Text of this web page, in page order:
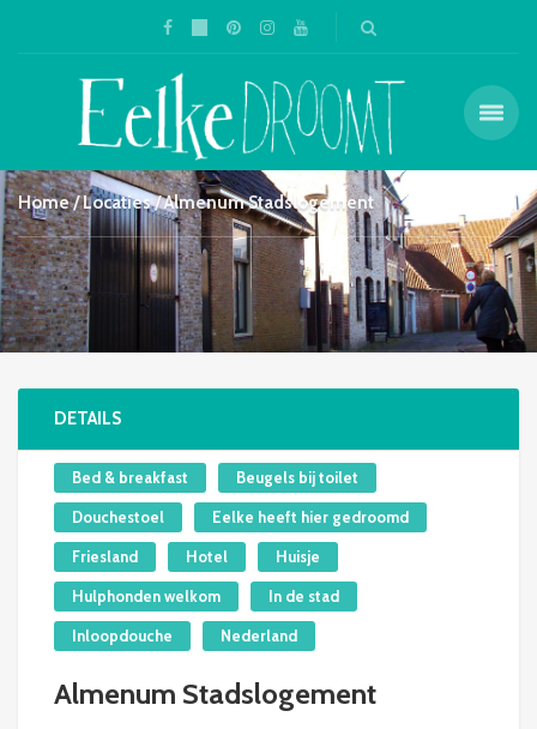
Home Locaties Almenum Stadslogement
DETAILS
Bed & breakfast Beugels bij toilet
Douchestoel Eelke heeft hier gedroomd
Friesland Hotel Huisje
Hulphonden welkom In de stad
Inloopdouche Nederland
Almenum Stadslogement